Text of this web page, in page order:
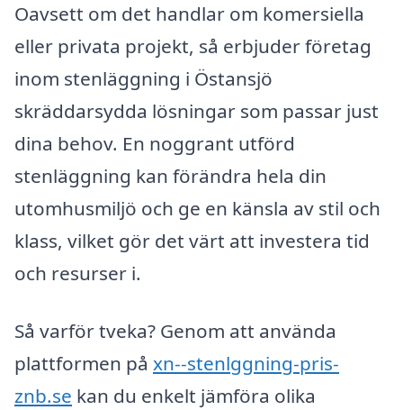
Oavsett om det handlar om komersiella
eller privata projekt, så erbjuder företag
inom stenläggning i Östansjö
skräddarsydda lösningar som passar just
dina behov. En noggrant utförd
stenläggning kan förändra hela din
utomhusmiljö och ge en känsla av stil och
klass, vilket gör det värt att investera tid
och resurser i.
Så varför tveka? Genom att använda
plattformen på xn--stenlggning-pris-
znb.se kan du enkelt jämföra olika